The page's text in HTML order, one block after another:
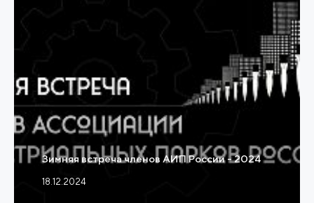
Зимняя встреча членов АИП России - 2024
18.12.2024